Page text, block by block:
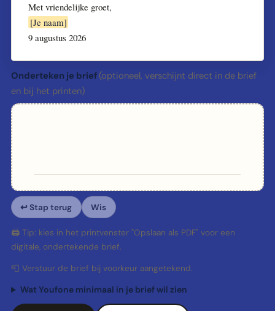
Met vriendelijke groet,
[Je naam]
9 augustus 2026
Onderteken je brief (optioneel, verschijnt direct in de brief
en bij het printen)
✍️ Teken hier je handtekening met je vinger, muis of pen
↩ Stap terug Wis
🖨 Tip: kies in het printvenster "Opslaan als PDF" voor een
digitale, ondertekende brief.
📮 Verstuur de brief bij voorkeur aangetekend.
WatYoufoneminimaal in je brief wil zien